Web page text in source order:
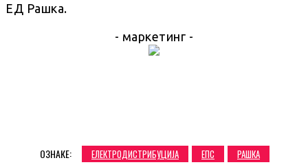
ЕД Рашка.
- маркетинг -
ОЗНАКЕ: ЕЛЕКТРОДИСТРИБУЦИЈА ЕПС РАШКА